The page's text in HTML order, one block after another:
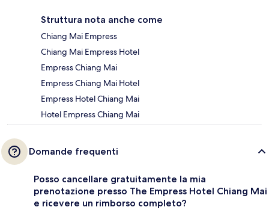
Struttura nota anche come
Chiang Mai Empress
Chiang Mai Empress Hotel
Empress Chiang Mai
Empress Chiang Mai Hotel
Empress Hotel Chiang Mai
Hotel Empress Chiang Mai
Domande frequenti
Posso cancellare gratuitamente la mia
prenotazione presso The Empress Hotel Chiang Mai
e ricevere un rimborso completo?